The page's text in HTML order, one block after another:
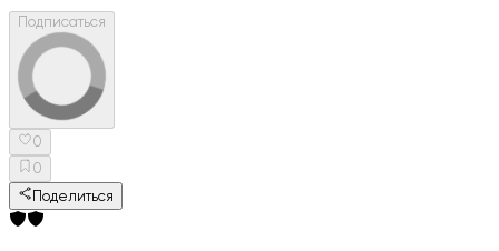
Подписаться
0
0
Поделиться